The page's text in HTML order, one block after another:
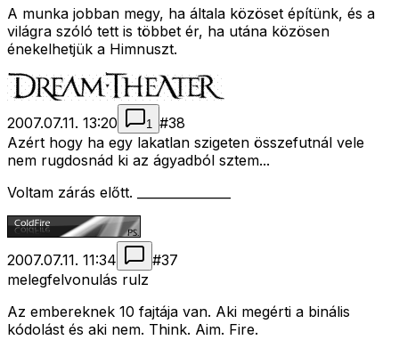
A munka jobban megy, ha általa közöset építünk, és a
világra szóló tett is többet ér, ha utána közösen
énekelhetjük a Himnuszt.
2007.07.11. 13:20 1 #38
Azért hogy ha egy lakatlan szigeten összefutnál vele
nem rugdosnád ki az ágyadból sztem...
Voltam zárás előtt. _______________
2007.07.11. 11:34 #37
melegfelvonulás rulz
Az embereknek 10 fajtája van. Aki megérti a binális
kódolást és aki nem. Think. Aim. Fire.